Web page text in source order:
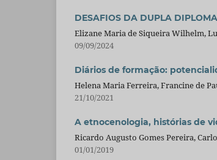
DESAFIOS DA DUPLA
Elizane Maria de Siqueira Wilhelm,
09/09/2024
Diários de formação:
Helena Maria Ferreira, Francine de
21/10/2021
A etnocenologia, histórias de
Ricardo Augusto Gomes Pereira,
01/01/2019